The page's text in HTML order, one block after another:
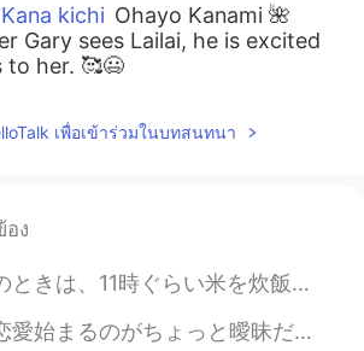
kichi Ohayo Kanami 🌺
Gary sees Lailai, he is excited
to her. 🥰😃
CN
She is sooo adorable.
CN
Hai 😊 I’m happy for my dog.
เพื่อเข้าร่วมในบทสนทนา
อง
12時の昼休みに、10分でmarinateしておいたチキンをフライして、食べます。🤤 今日も12時になったら、チキンをフライしようとした...
ない。でも僕は直接に言いたい。僕の気持ちをちゃんと見せたい。昨日好きな人に強くに褒め言葉した。お返事をもらわなかった。今日の会話は普通...